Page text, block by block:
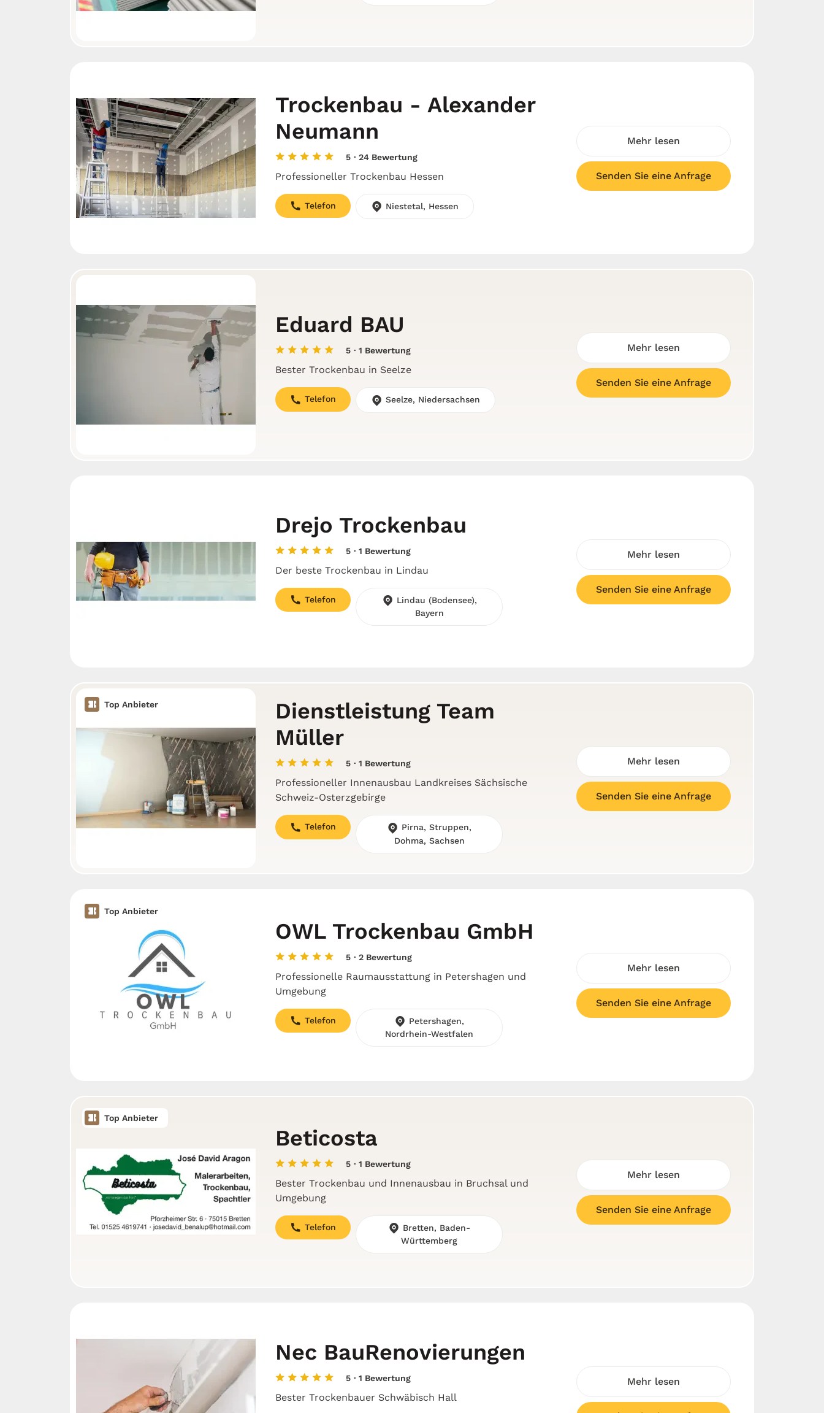
Trockenbau - Alexander
Neumann
5 · 24 Bewertung
Professioneller Trockenbau Hessen
Telefon Niestetal, Hessen
Mehr lesen
Senden Sie eine Anfrage
Eduard BAU
5 · 1 Bewertung
Bester Trockenbau in Seelze
Telefon Seelze, Niedersachsen
Mehr lesen
Senden Sie eine Anfrage
Drejo Trockenbau
5 · 1 Bewertung
Der beste Trockenbau in Lindau
Telefon
Lindau (Bodensee),
Bayern
Mehr lesen
Senden Sie eine Anfrage
Top Anbieter
Dienstleistung Team
Müller
5 · 1 Bewertung
Professioneller Innenausbau Landkreises Sächsische
Schweiz-Osterzgebirge
Telefon
Pirna, Struppen,
Dohma, Sachsen
Mehr lesen
Senden Sie eine Anfrage
Top Anbieter
OWL Trockenbau GmbH
5 · 2 Bewertung
Professionelle Raumausstattung in Petershagen und
Umgebung
Telefon
Petershagen,
Nordrhein-Westfalen
Mehr lesen
Senden Sie eine Anfrage
Top Anbieter
Beticosta
5 · 1 Bewertung
Bester Trockenbau und Innenausbau in Bruchsal und
Umgebung
Telefon
Bretten, Baden-
Württemberg
Mehr lesen
Senden Sie eine Anfrage
Nec BauRenovierungen
5 · 1 Bewertung
Bester Trockenbauer Schwäbisch Hall
Mehr lesen